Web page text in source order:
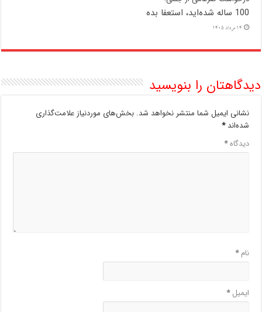
100 ساله شده‌اید، استعفا بده
14 مرداد 1405
دیدگاهتان را بنویسید
نشانی ایمیل شما منتشر نخواهد شد. بخش‌های موردنیاز علامت‌گذاری
شده‌اند*
دیدگاه*
نام*
ایمیل*